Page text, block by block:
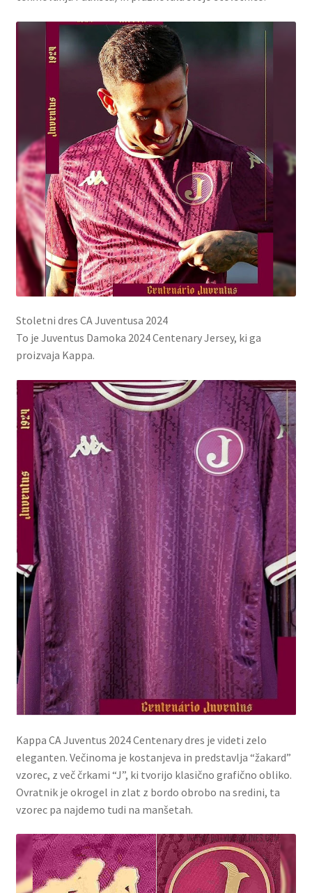
Stoletni dres CA Juventusa 2024
To je Juventus Damoka 2024 Centenary Jersey, ki ga
proizvaja Kappa.
Kappa CA Juventus 2024 Centenary dres je videti zelo
eleganten. Večinoma je kostanjeva in predstavlja “žakard”
vzorec, z več črkami “J”, ki tvorijo klasično grafično obliko.
Ovratnik je okrogel in zlat z bordo obrobo na sredini, ta
vzorec pa najdemo tudi na manšetah.